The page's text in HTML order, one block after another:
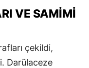
VE SAMIMI
çekildi,
Darülaceze